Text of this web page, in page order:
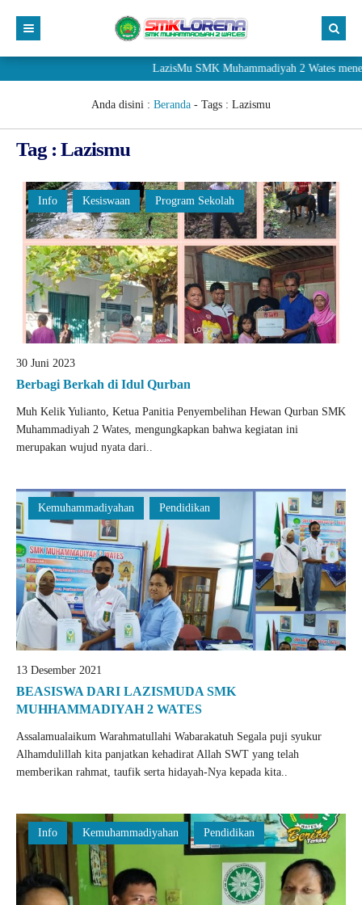
LazisMu SMK Muhammadiyah 2 Wates
Anda disini : Beranda - Tags : Lazismu
Tag : Lazismu
Info Kesiswaan Program Sekolah
30 Juni 2023
Berbagi Berkah di Idul Qurban
Muh Kelik Yulianto, Ketua Panitia Penyembelihan Hewan Qurban SMK
Muhammadiyah 2 Wates, mengungkapkan bahwa kegiatan ini
merupakan wujud nyata dari..
Kemuhammadiyahan Pendidikan
13 Desember 2021
BEASISWA DARI LAZISMUDA SMK
MUHHAMMADIYAH 2 WATES
Assalamualaikum Warahmatullahi Wabarakatuh Segala puji syukur
Alhamdulillah kita panjatkan kehadirat Allah SWT yang telah
memberikan rahmat, taufik serta hidayah-Nya kepada kita..
Info Kemuhammadiyahan Pendidikan